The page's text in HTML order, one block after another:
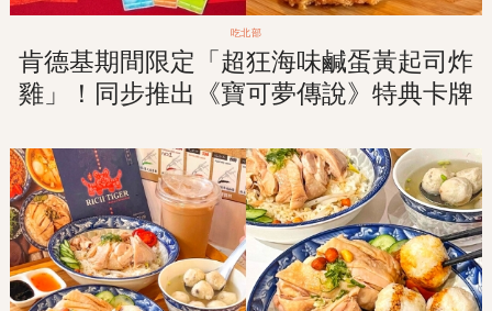
吃北部
肯德基期間限定「超狂海味鹹蛋黃起司炸
雞」！同步推出《寶可夢傳說》特典卡牌
開賣！